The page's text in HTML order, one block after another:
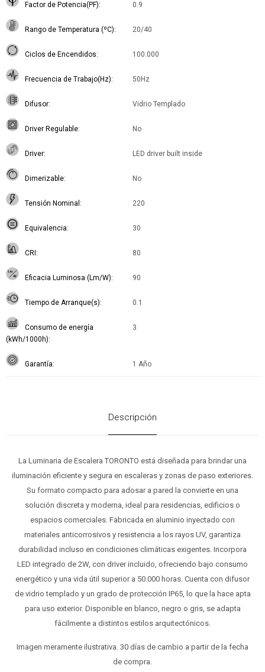
Factor de Potencia(PF) 0.9
Rango de Temperatura (ºC) 20/40
Ciclos de Encendidos 100.000
Frecuencia de Trabajo(Hz) 50Hz
Difusor Vidrio Templado
Driver Regulable No
Driver LED driver built inside
Dimerizable No
Tensión Nominal 220
Equivalencia 30
CRI 80
Eficacia Luminosa (Lm/W) 90
Tiempo de Arranque(s) 0.1
Consumo de energía
(kWh/1000h)
3
Garantía 1 Año
Descripción
La Luminaria de Escalera TORONTO está diseñada para brindar una
iluminación eficiente y segura en escaleras y zonas de paso exteriores.
Su formato compacto para adosar a pared la convierte en una
solución discreta y moderna, ideal para residencias, edificios o
espacios comerciales. Fabricada en aluminio inyectado con
materiales anticorrosivos y resistencia a los rayos UV, garantiza
durabilidad incluso en condiciones climáticas exigentes. Incorpora
LED integrado de 2W, con driver incluido, ofreciendo bajo consumo
energético y una vida útil superior a 50.000 horas. Cuenta con difusor
de vidrio templado y un grado de protección IP65, lo que la hace apta
para uso exterior. Disponible en blanco, negro o gris, se adapta
fácilmente a distintos estilos arquitectónicos.
Imagen meramente ilustrativa. 30 días de cambio a partir de la fecha
de compra.